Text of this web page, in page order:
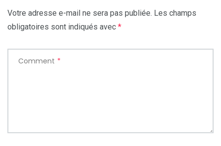
Votre adresse e-mail ne sera pas publiée. Les champs
obligatoires sont indiqués avec *
Comment *